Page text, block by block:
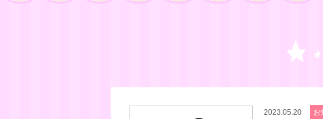
2023.05.20 お